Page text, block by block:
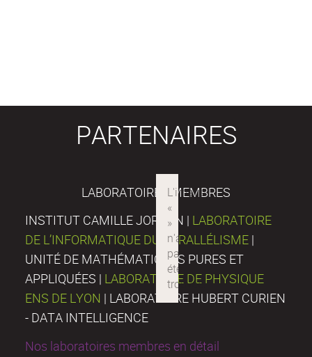
PARTENAIRES
LABORATOIRES MEMBRES
INSTITUT CAMILLE JORDAN | LABORATOIRE
DE L’INFORMATIQUE DU PARALLÉLISME |
UNITÉ DE MATHÉMATIQUES PURES ET
APPLIQUÉES | LABORATOIRE DE PHYSIQUE
ENS DE LYON | LABORATOIRE HUBERT CURIEN
- DATA INTELLIGENCE
Nos laboratoires membres en détail